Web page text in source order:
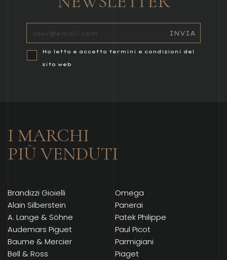
Ho letto e accetto termini e condizioni del
sito web
I MARCHI
PIÙ VENDUTI
Brandizzi Gioielli
Alain Silberstein
A. Lange & Söhne
Audemars Piguet
Baume & Mercier
Bell & Ross
Omega
Panerai
Patek Philippe
Paul Picot
Parmigiani
Piaget